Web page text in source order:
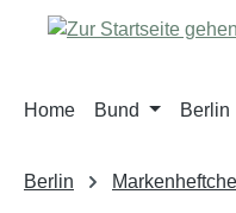
Hauptinhalt springen
Zur Suche springen
Zur Hauptnavigation
Home Bund Berlin
Berlin